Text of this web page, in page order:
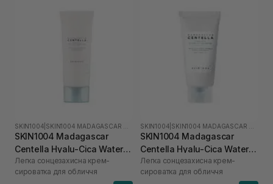
SKIN1004
SKIN1004 Madagascar
Centella Hyalu-Cica Water-
Fit Sun Serum SPF50+
PA++++ 100 мл
Легка сонцезахисна крем-
сироватка для обличчя
SKIN1004
SKIN1004 Madagascar
Centella Hyalu-Cica Water-
Fit Sun Serum SPF50+
PA++++ 15 мл
Легка сонцезахисна крем-
сироватка для обличчя